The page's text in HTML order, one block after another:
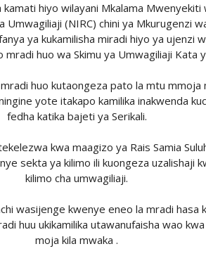
hiyo wilayani Mkalama Mwenyekiti
(NIRC) chini ya Mkurugenzi
ya kukamilisha miradi hiyo ya ujenzi
huo wa Skimu ya Umwagiliaji Kata
huo kutaongeza pato la mtu mmoja
yote itakapo kamilika inakwenda
fedha katika bajeti ya Serikali.
kwa maagizo ya Rais Samia
sekta ya kilimo ili kuongeza uzalishaji
kilimo cha umwagiliaji.
wasijenge kwenye eneo la mradi hasa
huu ukikamilika utawanufaisha wao
moja kila mwaka .